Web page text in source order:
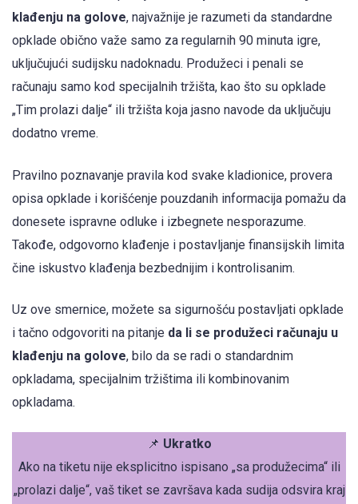
klađenju na golove, najvažnije je razumeti da standardne
opklade obično važe samo za regularnih 90 minuta igre,
uključujući sudijsku nadoknadu. Produžeci i penali se
računaju samo kod specijalnih tržišta, kao što su opklade
„Tim prolazi dalje“ ili tržišta koja jasno navode da uključuju
dodatno vreme.
Pravilno poznavanje pravila kod svake kladionice, provera
opisa opklade i korišćenje pouzdanih informacija pomažu da
donesete ispravne odluke i izbegnete nesporazume.
Takođe, odgovorno klađenje i postavljanje finansijskih limita
čine iskustvo klađenja bezbednijim i kontrolisanim.
Uz ove smernice, možete sa sigurnošću postavljati opklade
i tačno odgovoriti na pitanje da li se produžeci računaju u
klađenju na golove, bilo da se radi o standardnim
opkladama, specijalnim tržištima ili kombinovanim
opkladama.
📌 Ukratko
Ako na tiketu nije eksplicitno ispisano „sa produžecima“ ili
„prolazi dalje“, vaš tiket se završava kada sudija odsvira kraj